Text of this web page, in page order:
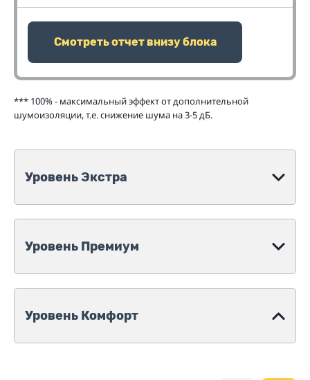
Смотреть отчет внизу блока
*** 100% - максимальный эффект от дополнительной
шумоизоляции, т.е. снижение шума на 3-5 дБ.
Уровень Экстра
Уровень Премиум
Уровень Комфорт